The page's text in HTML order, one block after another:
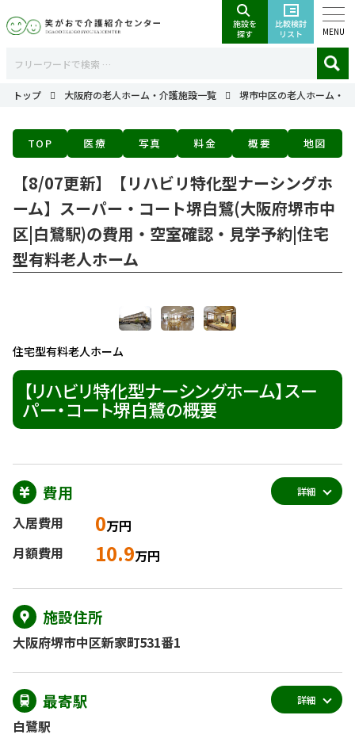
MENU
トップ 大阪府の老人ホーム・介護施設一覧 堺市中区の老人ホーム・
TOP 医療 写真 料金 概要 地図
【8/07更新】【リハビリ特化型ナーシングホ
ーム】スーパー・コート堺白鷺(大阪府堺市中
区|白鷺駅)の費用・空室確認・見学予約|住宅
型有料老人ホーム
住宅型有料老人ホーム
【リハビリ特化型ナーシングホーム】スー
パー・コート堺白鷺の概要
費用
入居費用 0万円
月額費用
10.9万円
詳細
施設住所
大阪府堺市中区新家町531番1
最寄駅
白鷺駅
詳細